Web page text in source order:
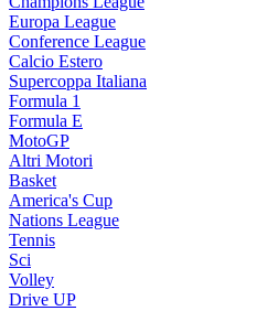
Europa League
Conference League
Calcio Estero
Supercoppa Italiana
Formula 1
Formula E
MotoGP
Altri Motori
Basket
America's Cup
Nations League
Tennis
Sci
Volley
Drive UP